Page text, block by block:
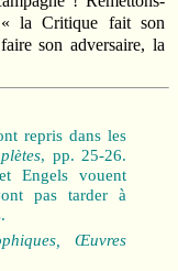
la Critique fait son
son adversaire, la
repris dans les
, pp. 25-26.
Engels vouent
pas tarder à
Œuvres